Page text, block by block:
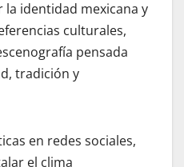
la identidad mexicana y
culturales,
pensada
tradición y
en redes sociales,
el clima